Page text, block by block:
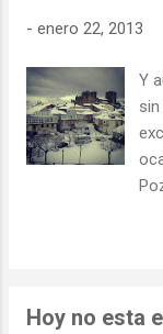
- enero 22, 2013
Y
Hoy no esta